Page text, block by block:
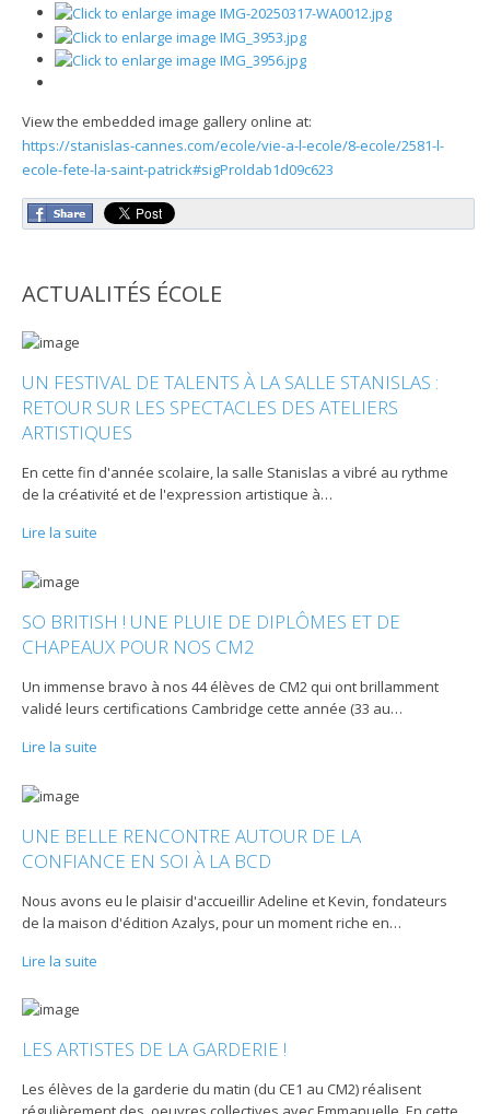
View the embedded image gallery online at:
https://stanislas-cannes.com/ecole/vie-a-l-ecole/8-ecole/2581-l-
ecole-fete-la-saint-patrick#sigProIdab1d09c623
ACTUALITÉS ÉCOLE
UN FESTIVAL DE TALENTS À LA SALLE STANISLAS :
RETOUR SUR LES SPECTACLES DES ATELIERS
ARTISTIQUES
En cette fin d'année scolaire, la salle Stanislas a vibré au rythme
de la créativité et de l'expression artistique à…
Lire la suite
SO BRITISH ! UNE PLUIE DE DIPLÔMES ET DE
CHAPEAUX POUR NOS CM2
Un immense bravo à nos 44 élèves de CM2 qui ont brillamment
validé leurs certifications Cambridge cette année (33 au…
Lire la suite
UNE BELLE RENCONTRE AUTOUR DE LA
CONFIANCE EN SOI À LA BCD
Nous avons eu le plaisir d'accueillir Adeline et Kevin, fondateurs
de la maison d'édition Azalys, pour un moment riche en…
Lire la suite
LES ARTISTES DE LA GARDERIE !
Les élèves de la garderie du matin (du CE1 au CM2) réalisent